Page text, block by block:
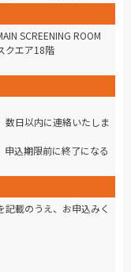
SCREENING ROOM
クエア18階
日以内に連絡いたしま
込期限前に終了になる
載のうえ、お申込みく